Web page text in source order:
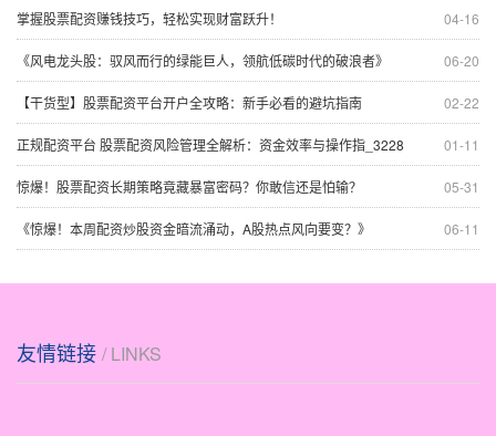
04-16
掌握股票配资赚钱技巧，轻松实现财富跃升！
06-20
《风电龙头股：驭风而行的绿能巨人，领航低碳时代的破浪者》
02-22
【干货型】股票配资平台开户全攻略：新手必看的避坑指南
01-11
正规配资平台 股票配资风险管理全解析：资金效率与操作指_3228
05-31
惊爆！股票配资长期策略竟藏暴富密码？你敢信还是怕输？
06-11
《惊爆！本周配资炒股资金暗流涌动，A股热点风向要变？》
友情链接 / LINKS